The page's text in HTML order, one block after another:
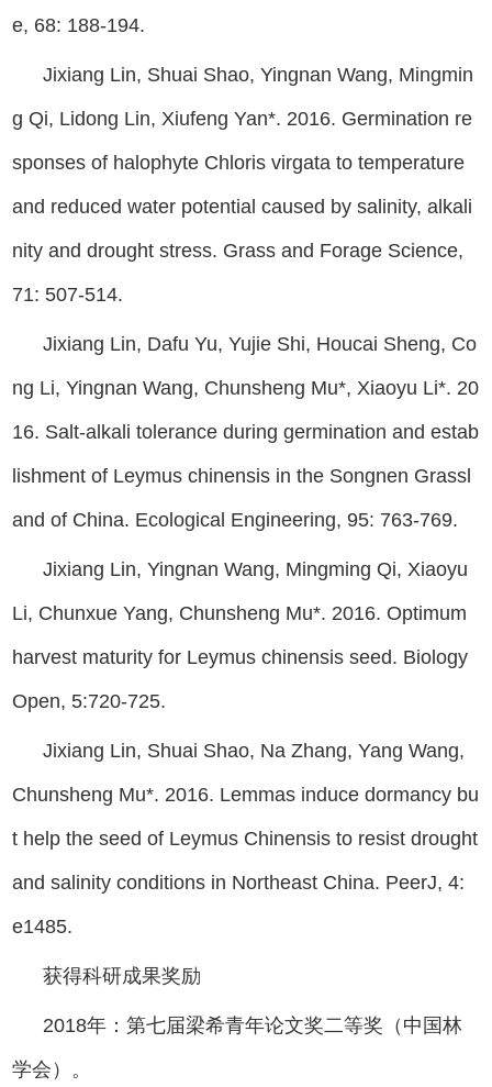
e, 68: 188-194.
Jixiang Lin, Shuai Shao, Yingnan Wang, Mingmin
g Qi, Lidong Lin, Xiufeng Yan*. 2016. Germination re
sponses of halophyte Chloris virgata to temperature
and reduced water potential caused by salinity, alkali
nity and drought stress. Grass and Forage Science,
71: 507-514.
Jixiang Lin, Dafu Yu, Yujie Shi, Houcai Sheng, Co
ng Li, Yingnan Wang, Chunsheng Mu*, Xiaoyu Li*. 20
16. Salt-alkali tolerance during germination and estab
lishment of Leymus chinensis in the Songnen Grassl
and of China. Ecological Engineering, 95: 763-769.
Jixiang Lin, Yingnan Wang, Mingming Qi, Xiaoyu
Li, Chunxue Yang, Chunsheng Mu*. 2016. Optimum
harvest maturity for Leymus chinensis seed. Biology
Open, 5:720-725.
Jixiang Lin, Shuai Shao, Na Zhang, Yang Wang,
Chunsheng Mu*. 2016. Lemmas induce dormancy bu
t help the seed of Leymus Chinensis to resist drought
and salinity conditions in Northeast China. PeerJ, 4:
e1485.
获得科研成果奖励
2018年：第七届梁希青年论文奖二等奖（中国林
学会）。